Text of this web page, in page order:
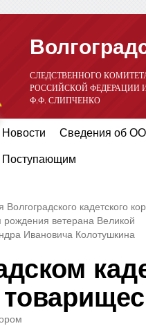
СЛЕДСТВЕННОГО
РОССИЙСКОЙ ФЕДЕРАЦИИ
Ф.Ф. СЛИПЧЕНКО
Новости
Сведения об ОО
Поступающим
кадетского
ветерана Великой
Ивановича Колотушкина